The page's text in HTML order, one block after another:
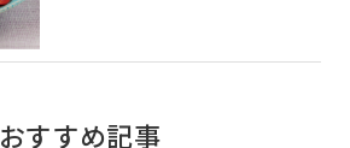
おすすめ記事